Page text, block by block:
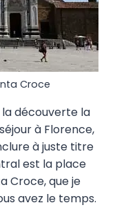
Croce
découverte la
à Florence,
à juste titre
est la place
Croce, que je
avez le temps.